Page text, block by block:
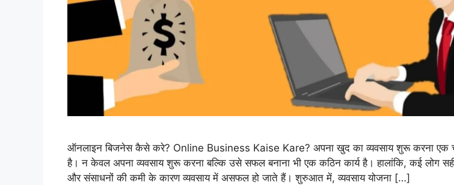
ऑनलाइन बिजनेस कैसे करे? Online Business Kaise Kare? अपना खुद का व्यवसाय शुरू करना एक
है। न केवल अपना व्यवसाय शुरू करना बल्कि उसे सफल बनाना भी एक कठिन कार्य है। हालांकि, कई लोग
और संसाधनों की कमी के कारण व्यवसाय में असफल हो जाते हैं। शुरुआत में, व्यवसाय योजना […]